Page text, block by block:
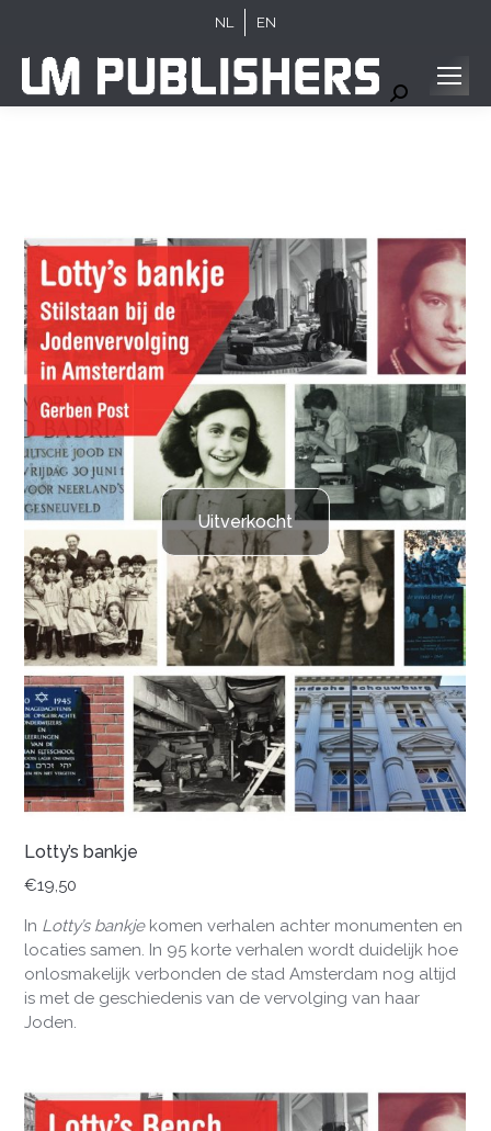
NL EN
Search:
Uitverkocht
Lotty’s bankje
€19,50
In Lotty’s bankjekomen verhalen achter monumenten en
locaties samen. In 95 korte verhalen wordt duidelijk hoe
onlosmakelijk verbonden de stad Amsterdam nog altijd
is met de geschiedenis van de vervolging van haar
Joden.